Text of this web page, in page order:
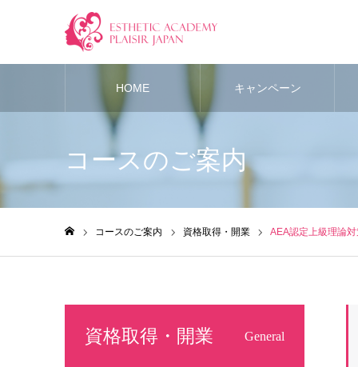
HOME キャンペーン
コースのご案内
コースのご案内 資格取得・開業 AEA認定上級理論
資格取得・開業 General